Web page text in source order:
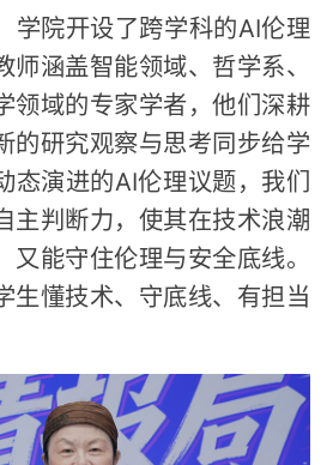
学院开设了跨学科的AI伦理
涵盖智能领域、哲学系、
领域的专家学者，他们深耕
的研究观察与思考同步给学
态演进的AI伦理议题，我们
主判断力，使其在技术浪潮
又能守住伦理与安全底线。
生懂技术、守底线、有担当